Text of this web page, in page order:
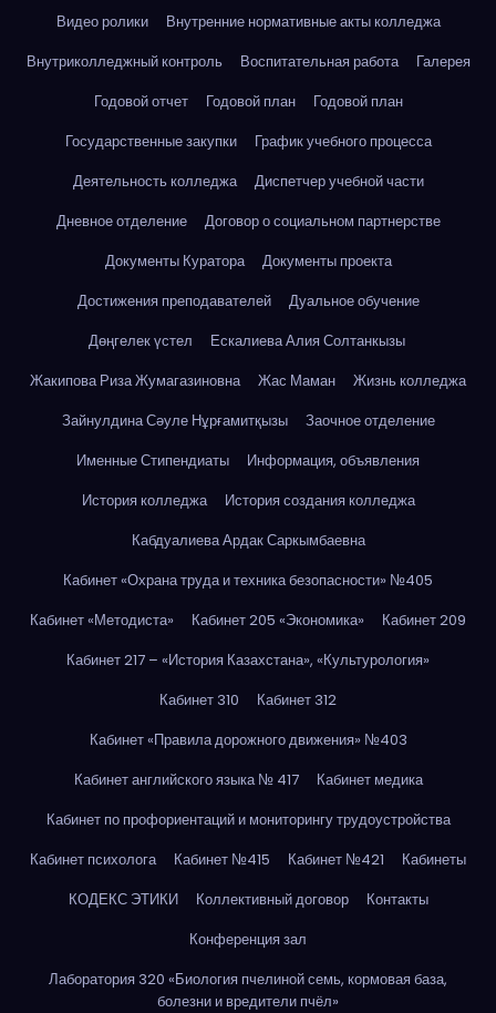
Видео ролики
Внутренние нормативные акты колледжа
Внутриколледжный контроль
Воспитательная работа
Галерея
Годовой отчет
Годовой план
Годовой план
Государственные закупки
График учебного процесса
Деятельность колледжа
Диспетчер учебной части
Дневное отделение
Договор о социальном партнерстве
Документы Куратора
Документы проекта
Достижения преподавателей
Дуальное обучение
Дөңгелек үстел
Ескалиева Алия Солтанкызы
Жакипова Риза Жумагазиновна
Жас Маман
Жизнь колледжа
Зайнулдина Сәуле Нұрғамитқызы
Заочное отделение
Именные Стипендиаты
Информация, объявления
История колледжа
История создания колледжа
Кабдуалиева Ардак Саркымбаевна
Кабинет «Охрана труда и техника безопасности» №405
Кабинет «Методиста»
Кабинет 205 «Экономика»
Кабинет 209
Кабинет 217 – «История Казахстана», «Культурология»
Кабинет 310
Кабинет 312
Кабинет «Правила дорожного движения» №403
Кабинет английского языка № 417
Кабинет медика
Кабинет по профориентаций и мониторингу трудоустройства
Кабинет психолога
Кабинет №415 Кабинет №421
Кабинеты
КОДЕКС ЭТИКИ
Коллективный договор
Контакты
Конференция зал
Лаборатория 320 «Биология пчелиной семь, кормовая база,
болезни и вредители пчёл»